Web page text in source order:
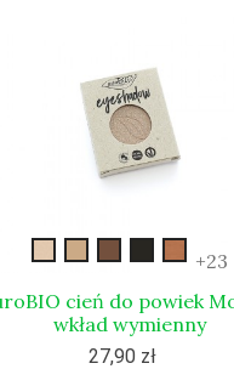
sand
+23
cień do powiek
wkład wymienny
27,90 zł